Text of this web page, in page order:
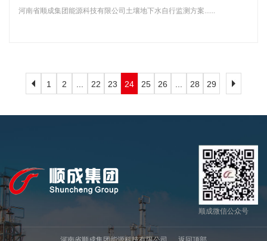
河南省顺成集团能源科技有限公司土壤地下水自行监测方案......
1 2 22 23 24 25 26 28 29
顺成微信公众号